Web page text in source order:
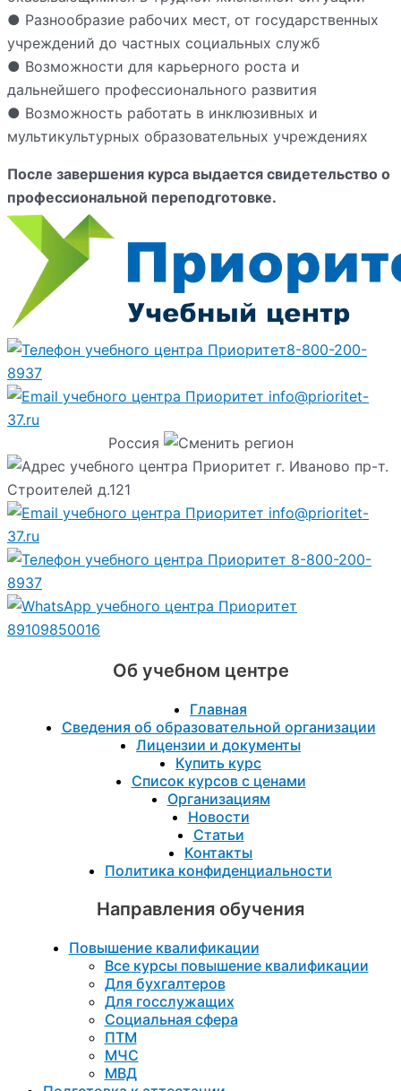
● Разнообразие рабочих мест, от государственных
учреждений до частных социальных служб
● Возможности для карьерного роста и
дальнейшего профессионального развития
● Возможность работать в инклюзивных и
мультикультурных образовательных учреждениях
После завершения курса выдается свидетельство о
профессиональной переподготовке.
8-800-200-
8937
info@prioritet-
37.ru
Россия
г. Иваново пр-т.
Строителей д.121
info@prioritet-
37.ru
8-800-200-
8937
89109850016
Об учебном центре
Главная
Сведения об образовательной организации
Лицензии и документы
Купить курс
Список курсов с ценами
Организациям
Новости
Статьи
Контакты
Политика конфиденциальности
Направления обучения
Повышение квалификации
Все курсы повышение квалификации
Для бухгалтеров
Для госслужащих
Социальная сфера
ПТМ
МЧС
МВД